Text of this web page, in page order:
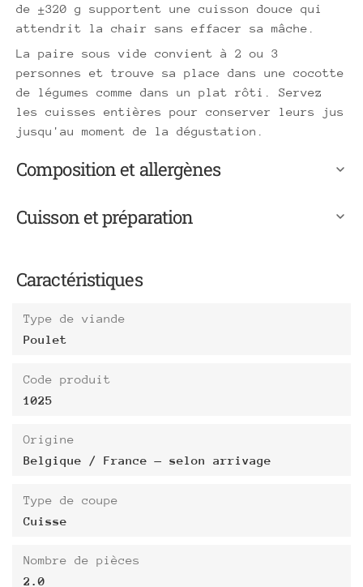
de ±320 g supportent une cuisson douce qui
attendrit la chair sans effacer sa mâche.
La paire sous vide convient à 2 ou 3
personnes et trouve sa place dans une cocotte
de légumes comme dans un plat rôti. Servez
les cuisses entières pour conserver leurs jus
jusqu'au moment de la dégustation.
Composition et allergènes
Cuisson et préparation
Caractéristiques
Type de viande
Poulet
Code produit
1025
Origine
Belgique / France — selon arrivage
Type de coupe
Cuisse
Nombre de pièces
2.0